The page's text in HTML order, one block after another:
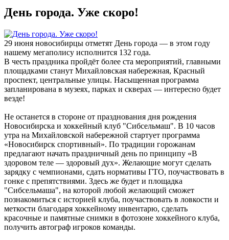
День города. Уже скоро!
29 июня новосибирцы отметят День города — в этом году
нашему мегаполису исполнится 132 года.
В честь праздника пройдёт более ста мероприятий, главными
площадками станут Михайловская набережная, Красный
проспект, центральные улицы. Насыщенная программа
запланирована в музеях, парках и скверах — интересно будет
везде!
Не останется в стороне от празднования дня рождения
Новосибирска и хоккейный клуб "Сибсельмаш". В 10 часов
утра на Михайловской набережной стартует программа
«Новосибирск спортивный». По традиции горожанам
предлагают начать праздничный день по принципу «В
здоровом теле — здоровый дух». Желающие могут сделать
зарядку с чемпионами, сдать нормативы ГТО, поучаствовать в
гонке с препятствиями. Здесь же будет и площадка
"Сибсельмаша", на которой любой желающий сможет
познакомиться с историей клуба, поучаствовать в ловкости и
меткости благодаря хоккейному инвентарю, сделать
красочные и памятные снимки в фотозоне хоккейного клуба,
получить автограф игроков команды.